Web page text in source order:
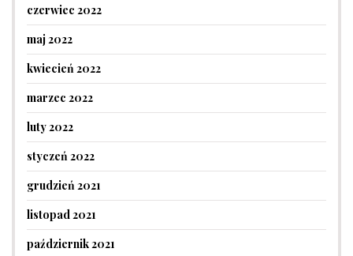
czerwiec 2022
maj 2022
kwiecień 2022
marzec 2022
luty 2022
styczeń 2022
grudzień 2021
listopad 2021
październik 2021